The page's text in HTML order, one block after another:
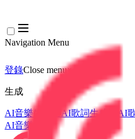
Navigation Menu
登錄Close menu×
生成
AI音樂生成器 AI歌詞生成器 AI
AI音樂影片